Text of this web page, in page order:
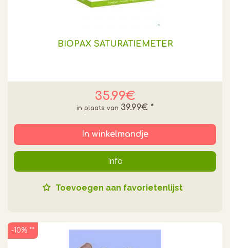
BIOPAX SATURATIEMETER
35.99€
39.99€ *
In winkelmandje
Info
Toevoegen aan favorietenlijst
-10% **